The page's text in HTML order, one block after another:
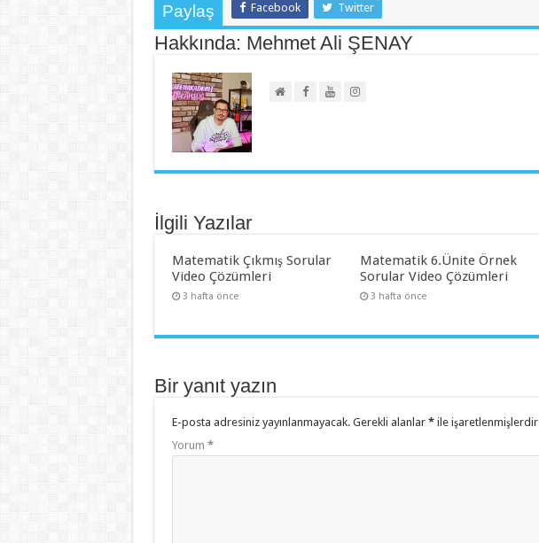
Paylaş Facebook Twitter
Hakkında: Mehmet Ali ŞENAY
İlgili Yazılar
Matematik Çıkmış Sorular
Video Çözümleri
3 hafta önce
Matematik 6.Ünite Örnek
Sorular Video Çözümleri
3 hafta önce
Bir yanıt yazın
E-posta adresiniz yayınlanmayacak. Gerekli alanlar *ile işaretlenmişlerdir
Yorum *